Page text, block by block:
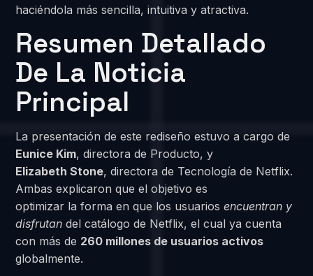
haciéndola más sencilla, intuitiva y atractiva.
Resumen Detallado
De La Noticia
Principal
La presentación de este rediseño estuvo a cargo de
Eunice Kim, directora de Producto, y
Elizabeth Stone, directora de Tecnología de Netflix.
Ambas explicaron que el objetivo es
optimizar la forma en que los usuariosencuentran y
disfrutan del catálogo de Netflix, el cual ya cuenta
con más de 260 millones de usuarios activos
globalmente.